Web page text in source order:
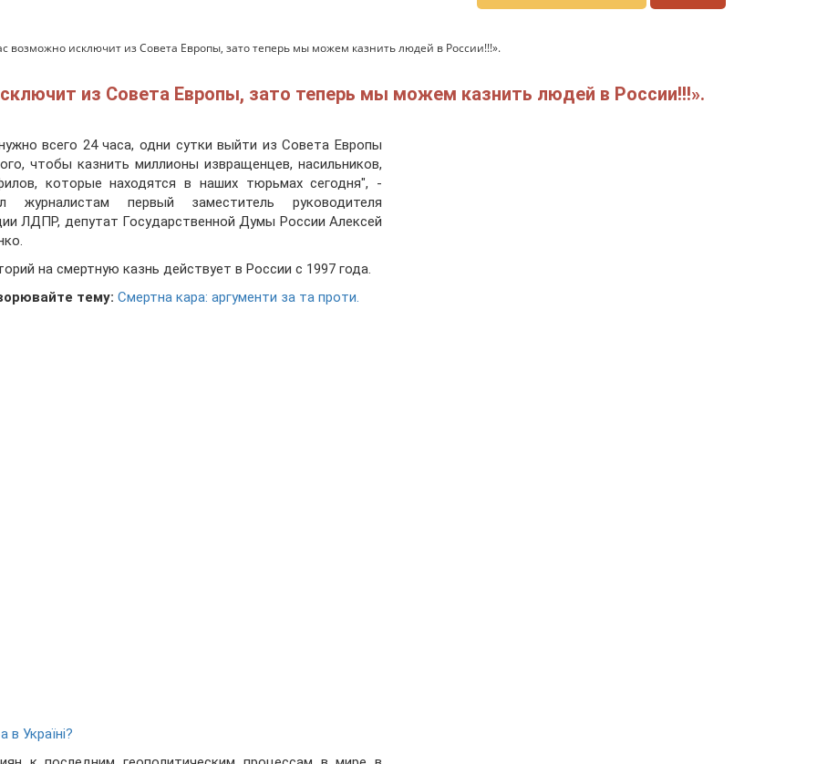
возможно исключит из Совета Европы, зато теперь мы можем казнить людей в России!!!».
из Совета Европы, зато теперь мы можем казнить людей в России!!!».
всего 24 часа, одни сутки выйти из Совета Европы
чтобы казнить миллионы извращенцев, насильников,
которые находятся в наших тюрьмах сегодня", -
журналистам первый заместитель руководителя
ЛДПР, депутат Государственной Думы России Алексей
на смертную казнь действует в России с 1997 года.
тему: Смертна кара: аргументи за та проти.
в Україні?